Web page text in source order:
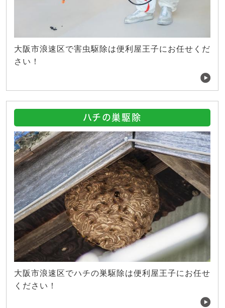
大阪市浪速区で害虫駆除は便利屋王子にお任せくだ
さい！
ハチの巣駆除
大阪市浪速区でハチの巣駆除は便利屋王子にお任せ
ください！